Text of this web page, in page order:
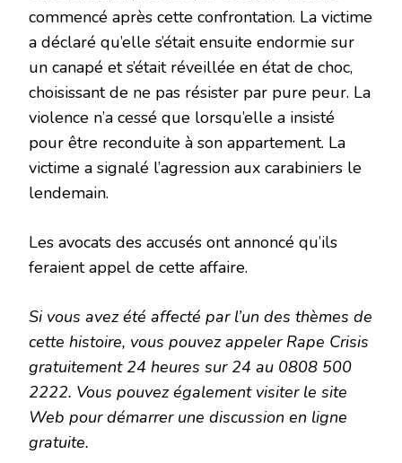
commencé après cette confrontation. La victime
a déclaré qu’elle s’était ensuite endormie sur
un canapé et s’était réveillée en état de choc,
choisissant de ne pas résister par pure peur. La
violence n’a cessé que lorsqu’elle a insisté
pour être reconduite à son appartement. La
victime a signalé l’agression aux carabiniers le
lendemain.
Les avocats des accusés ont annoncé qu’ils
feraient appel de cette affaire.
Si vous avez été affecté par l’un des thèmes de
cette histoire, vous pouvez appeler Rape Crisis
gratuitement 24 heures sur 24 au 0808 500
2222. Vous pouvez également visiter le site
Web pour démarrer une discussion en ligne
gratuite.